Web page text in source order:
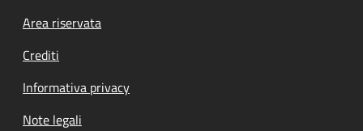
Footer menu
Area riservata
Crediti
Informativa privacy
Note legali